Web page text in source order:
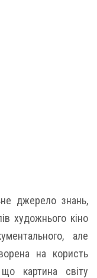
джерело знань,
художнього кіно
але
на користь
картина світу